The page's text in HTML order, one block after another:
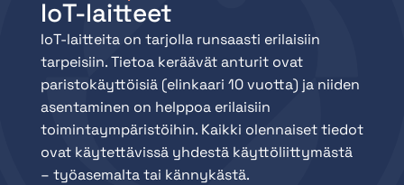
IoT-laitteet
IoT-laitteita on tarjolla runsaasti erilaisiin
tarpeisiin. Tietoa keräävät anturit ovat
paristokäyttöisiä (elinkaari 10 vuotta) ja niiden
asentaminen on helppoa erilaisiin
toimintaympäristöihin. Kaikki olennaiset tiedot
ovat käytettävissä yhdestä käyttöliittymästä
– työasemalta tai kännykästä.